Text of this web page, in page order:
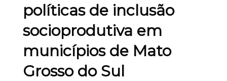
políticas de inclusão
socioprodutiva em
municípios de Mato
Grosso do Sul